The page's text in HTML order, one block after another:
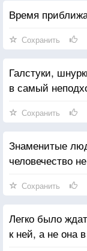
Время
Сохранить
Галстуки,
в самый
Сохранить
Знаменитые
человечество
Сохранить
Легко было
к ней, а не она